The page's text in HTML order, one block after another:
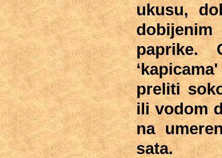
ukusu,
dobijenim
paprike.
preliti
ili vodom
na
sata.